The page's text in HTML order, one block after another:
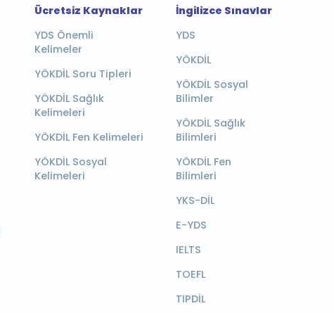
Ücretsiz Kaynaklar
YDS Önemli
Kelimeler
YÖKDİL Soru Tipleri
YÖKDİL Sağlık
Kelimeleri
YÖKDİL Fen Kelimeleri
YÖKDİL Sosyal
Kelimeleri
İngilizce Sınavlar
YDS
YÖKDİL
YÖKDİL Sosyal
Bilimler
YÖKDİL Sağlık
Bilimleri
YÖKDİL Fen
Bilimleri
YKS-DİL
E-YDS
IELTS
TOEFL
TIPDİL